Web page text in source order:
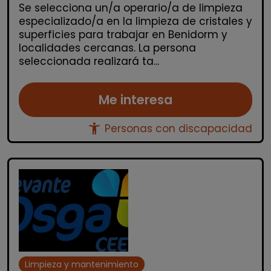
Se selecciona un/a operario/a de limpieza
especializado/a en la limpieza de cristales y
superficies para trabajar en Benidorm y
localidades cercanas. La persona
seleccionada realizará ta...
Me interesa
accessibility_new Personas con discapacidad
Limpieza y mantenimiento